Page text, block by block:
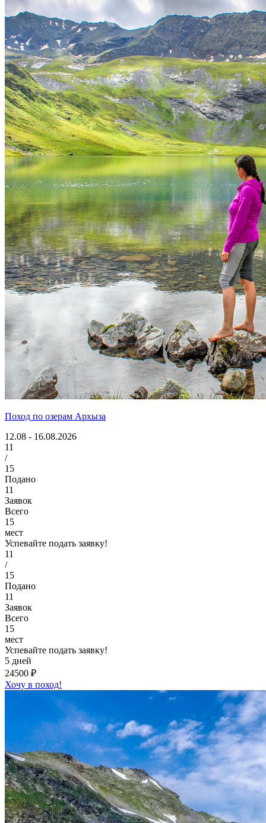
Поход по озерам Архыза
12.08 - 16.08.2026
11
/
15
Подано
11
Заявок
Всего
15
мест
Успевайте подать заявку!
11
/
15
Подано
11
Заявок
Всего
15
мест
Успевайте подать заявку!
5 дней
24500 ₽
Хочу в поход!